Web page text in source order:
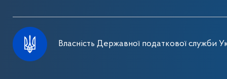
Власність Державної податкової служби